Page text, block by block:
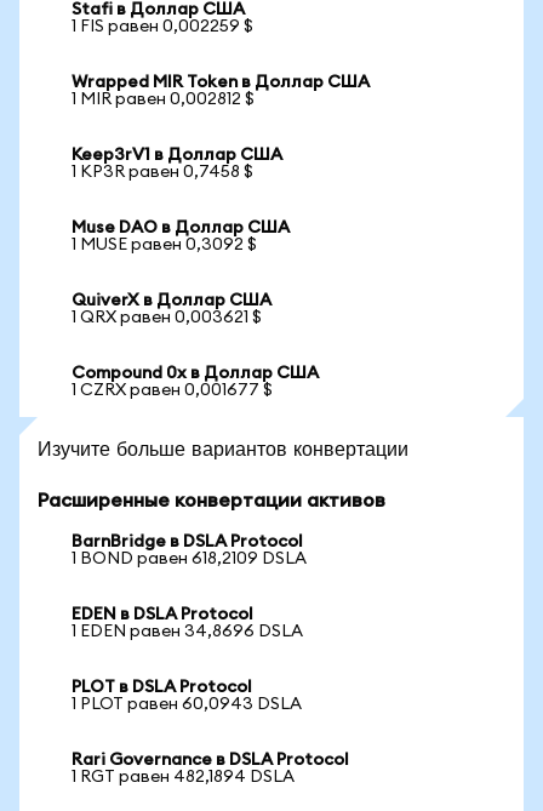
Stafi в Доллар США
1 FIS равен 0,002259 $
Wrapped MIR Token в Доллар США
1 MIR равен 0,002812 $
Keep3rV1 в Доллар США
1 KP3R равен 0,7458 $
Muse DAO в Доллар США
1 MUSE равен 0,3092 $
QuiverX в Доллар США
1 QRX равен 0,003621 $
Compound 0x в Доллар США
1 CZRX равен 0,001677 $
Изучите больше вариантов конвертации
Расширенные конвертации активов
BarnBridge в DSLA Protocol
1 BOND равен 618,2109 DSLA
EDEN в DSLA Protocol
1 EDEN равен 34,8696 DSLA
PLOT в DSLA Protocol
1 PLOT равен 60,0943 DSLA
Rari Governance в DSLA Protocol
1 RGT равен 482,1894 DSLA